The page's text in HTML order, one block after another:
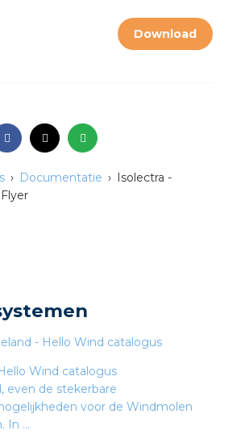
Download
Documentatie
Isolectra -
Wind catalogus
even de stekerbare
voor de Windmolen
In ...